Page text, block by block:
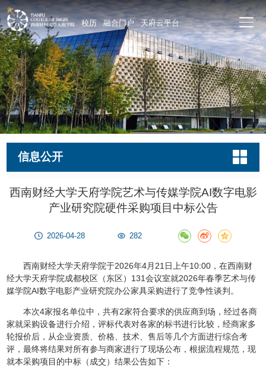
校历 融合门户 天府云平台
信息公开
西南财经大学天府学院艺术与传媒学院AI数字电影
产业研究院硬件采购项目中标公告
2026-04-28 282
西南财经大学天府学院于2026年4月21日上午10:00，在西南财
经大学天府学院成都校区（东区）131会议室就2026年春季艺术与传
媒学院AI数字电影产业研究院办公家具采购进行了竞争性谈判。
本次4家报名单位中，共有2家符合要求的供应商到场，经过各商
家就采购设备进行介绍，评标代表对各家的标书进行比较，经商家多
轮报价后，从企业资质、价格、技术、售后等几个方面进行综合考
评，最终将结果对所有参与商家进行了现场公布，根据流程规范，现
就本采购项目的中标（成交）结果公告如下：